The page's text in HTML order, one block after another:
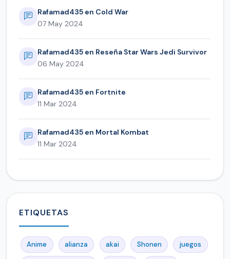
Rafamad435 en Cold War
07 May 2024
Rafamad435 en Reseña Star Wars Jedi Survivor
06 May 2024
Rafamad435 en Fortnite
11 Mar 2024
Rafamad435 en Mortal Kombat
11 Mar 2024
ETIQUETAS
Anime alianza akai Shonen juegos